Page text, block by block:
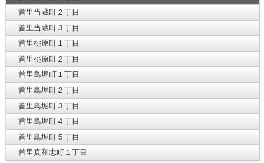
首里当蔵町２丁目
首里当蔵町３丁目
首里桃原町１丁目
首里桃原町２丁目
首里鳥堀町１丁目
首里鳥堀町２丁目
首里鳥堀町３丁目
首里鳥堀町４丁目
首里鳥堀町５丁目
首里真和志町１丁目